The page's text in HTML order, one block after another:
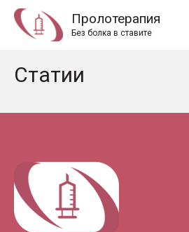
Пролотерапия
Без болка в ставите
Статии